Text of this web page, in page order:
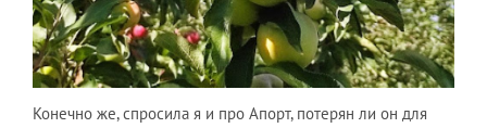
Конечно же, спросила я и про Апорт, потерян ли он для